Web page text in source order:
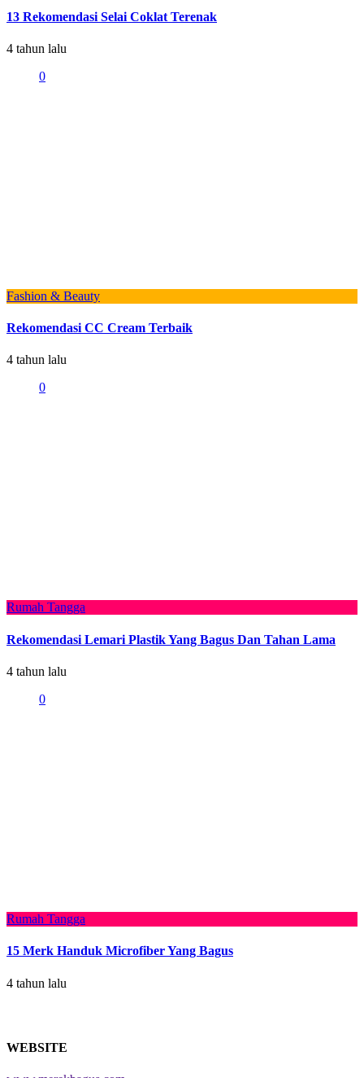
13 Rekomendasi Selai Coklat Terenak
4 tahun lalu
0
Fashion & Beauty
Rekomendasi CC Cream Terbaik
4 tahun lalu
0
Rumah Tangga
Rekomendasi Lemari Plastik Yang Bagus Dan Tahan Lama
4 tahun lalu
0
Rumah Tangga
15 Merk Handuk Microfiber Yang Bagus
4 tahun lalu
WEBSITE